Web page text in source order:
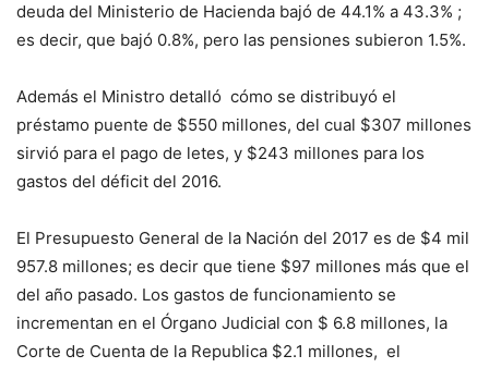
deuda del Ministerio de Hacienda bajó de 44.1% a 43.3% ;
es decir, que bajó 0.8%, pero las pensiones subieron 1.5%.
Además el Ministro detalló cómo se distribuyó el
préstamo puente de $550 millones, del cual $307 millones
sirvió para el pago de letes, y $243 millones para los
gastos del déficit del 2016.
El Presupuesto General de la Nación del 2017 es de $4 mil
957.8 millones; es decir que tiene $97 millones más que el
del año pasado. Los gastos de funcionamiento se
incrementan en el Órgano Judicial con $ 6.8 millones, la
Corte de Cuenta de la Republica $2.1 millones, el